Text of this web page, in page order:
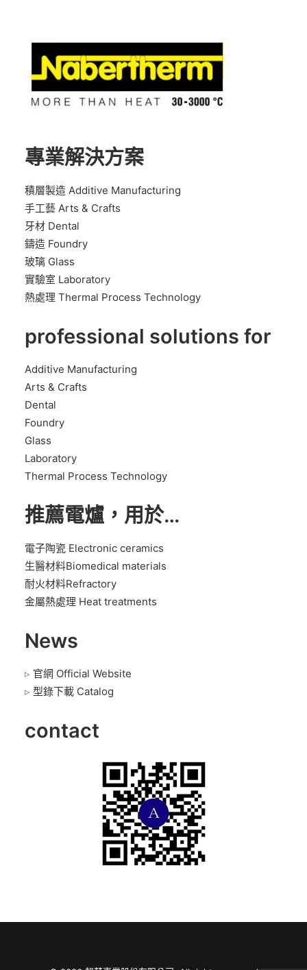
專業解決方案
積層製造 Additive Manufacturing
手工藝 Arts & Crafts
牙材 Dental
鑄造 Foundry
玻璃 Glass
實驗室 Laboratory
熱處理 Thermal Process Technology
professional solutions for
Additive Manufacturing
Arts & Crafts
Dental
Foundry
Glass
Laboratory
Thermal Process Technology
推薦電爐，用於…
電子陶瓷 Electronic ceramics
生醫材料Biomedical materials
耐火材料Refractory
金屬熱處理 Heat treatments
News
▹ 官網 Official Website
▹ 型錄下載 Catalog
contact